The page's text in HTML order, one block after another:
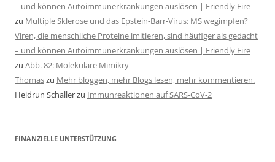
– und können Autoimmunerkrankungen auslösen | Friendly Fire
zu Multiple Sklerose und das Epstein-Barr-Virus: MS wegimpfen?
Viren, die menschliche Proteine imitieren, sind häufiger als gedacht
– und können Autoimmunerkrankungen auslösen | Friendly Fire
zu Abb. 82: Molekulare Mimikry
Thomaszu Mehr bloggen, mehr Blogs lesen, mehr kommentieren.
Heidrun Schallerzu Immunreaktionen auf SARS-CoV-2
FINANZIELLE UNTERSTÜTZUNG